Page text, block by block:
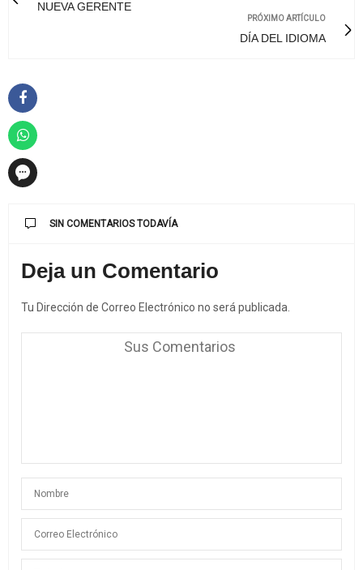
NUEVA GERENTE
PRÓXIMO ARTÍCULO
DÍA DEL IDIOMA
SIN COMENTARIOS TODAVÍA
Deja un Comentario
Tu Dirección de Correo Electrónico no será publicada.